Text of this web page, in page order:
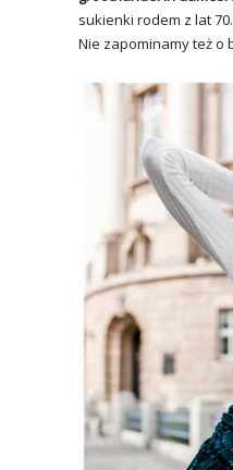
sukienki rodem z lat
Nie zapominamy też o